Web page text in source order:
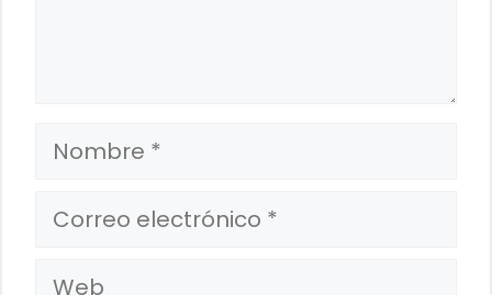
Nombre
Correo
electrónico
Web